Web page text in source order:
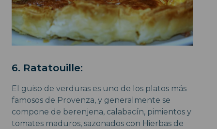
6. Ratatouille:
El guiso de verduras es uno de los platos más
famosos de Provenza, y generalmente se
compone de berenjena, calabacín, pimientos y
tomates maduros, sazonados con Hierbas de